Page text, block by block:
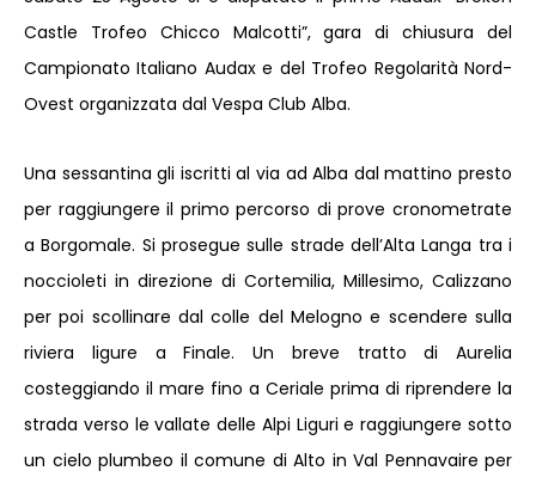
Castle Trofeo Chicco Malcotti”, gara di chiusura del
Campionato Italiano Audax e del Trofeo Regolarità Nord-
Ovest organizzata dal Vespa Club Alba.
Una sessantina gli iscritti al via ad Alba dal mattino presto
per raggiungere il primo percorso di prove cronometrate
a Borgomale. Si prosegue sulle strade dell’Alta Langa tra i
noccioleti in direzione di Cortemilia, Millesimo, Calizzano
per poi scollinare dal colle del Melogno e scendere sulla
riviera ligure a Finale. Un breve tratto di Aurelia
costeggiando il mare fino a Ceriale prima di riprendere la
strada verso le vallate delle Alpi Liguri e raggiungere sotto
un cielo plumbeo il comune di Alto in Val Pennavaire per